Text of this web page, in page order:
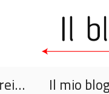
Il mio